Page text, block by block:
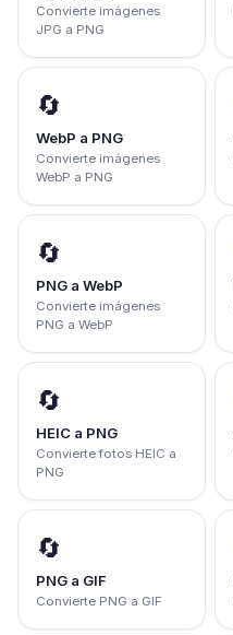
Convierte imágenes
JPG a PNG
🔄
WebP a PNG
Convierte imágenes
WebP a PNG
🔄
PNG a WebP
Convierte imágenes
PNG a WebP
🔄
HEIC a PNG
Convierte fotos HEIC a
PNG
🔄
PNG a GIF
Convierte PNG a GIF